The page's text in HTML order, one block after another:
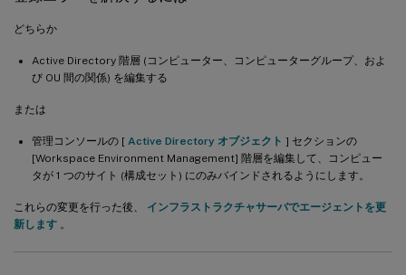
どちらか
Active Directory 階層 (コンピューター、コンピューターグループ、およ
び OU 間の関係) を編集する
または
管理コンソールの [ Active Directory オブジェクト ] セクションの
[Workspace Environment Management] 階層を編集して、コンピュー
タが 1 つのサイト (構成セット) にのみバインドされるようにします。
これらの変更を行った後、 インフラストラクチャサーバでエージェントを更
新します 。